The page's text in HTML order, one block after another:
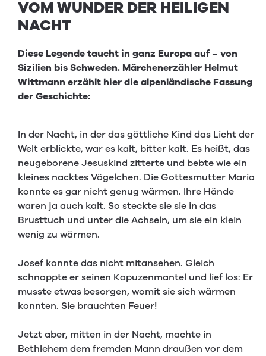
VOM WUNDER DER HEILIGEN
NACHT
Diese Legende taucht in ganz Europa auf – von
Sizilien bis Schweden. Märchenerzähler Helmut
Wittmann erzählt hier die alpenländische Fassung
der Geschichte:
In der Nacht, in der das göttliche Kind das Licht der
Welt erblickte, war es kalt, bitter kalt. Es heißt, das
neugeborene Jesuskind zitterte und bebte wie ein
kleines nacktes Vögelchen. Die Gottesmutter Maria
konnte es gar nicht genug wärmen. Ihre Hände
waren ja auch kalt. So steckte sie sie in das
Brusttuch und unter die Achseln, um sie ein klein
wenig zu wärmen.
Josef konnte das nicht mitansehen. Gleich
schnappte er seinen Kapuzenmantel und lief los: Er
musste etwas besorgen, womit sie sich wärmen
konnten. Sie brauchten Feuer!
Jetzt aber, mitten in der Nacht, machte in
Bethlehem dem fremden Mann draußen vor dem